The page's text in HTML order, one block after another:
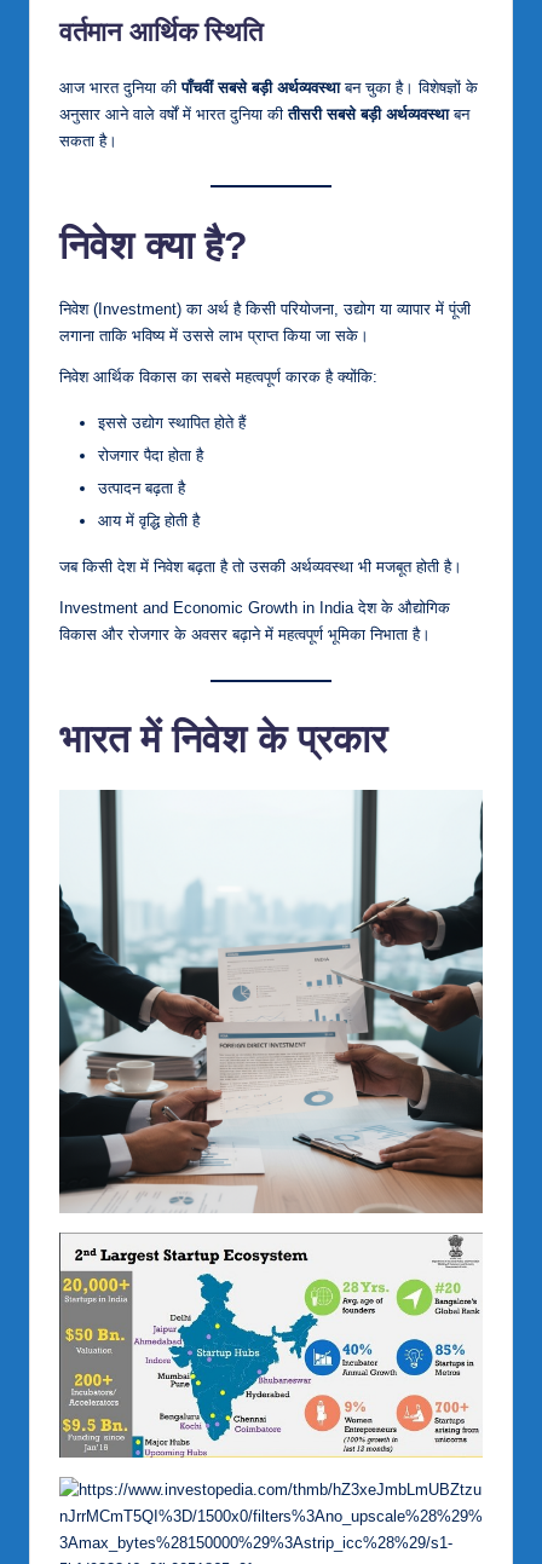
वर्तमान आर्थिक स्थिति
आज भारत दुनिया कीपाँचवीं सबसे बड़ी अर्थव्यवस्थाबन चुका है। विशेषज्ञों के
अनुसार आने वाले वर्षों में भारत दुनिया कीतीसरी सबसे बड़ी अर्थव्यवस्थाबन
सकता है।
निवेश क्या है?
निवेश (Investment) का अर्थ है किसी परियोजना, उद्योग या व्यापार में पूंजी
लगाना ताकि भविष्य में उससे लाभ प्राप्त किया जा सके।
निवेश आर्थिक विकास का सबसे महत्वपूर्ण कारक है क्योंकि:
इससे उद्योग स्थापित होते हैं
रोजगार पैदा होता है
उत्पादन बढ़ता है
आय में वृद्धि होती है
जब किसी देश में निवेश बढ़ता है तो उसकी अर्थव्यवस्था भी मजबूत होती है।
Investment and Economic Growth in India देश के औद्योगिक
विकास और रोजगार के अवसर बढ़ाने में महत्वपूर्ण भूमिका निभाता है।
भारत में निवेश के प्रकार